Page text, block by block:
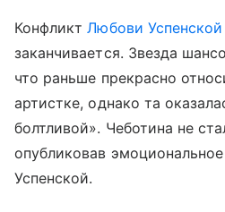
КонфликтЛюбови Успенской
заканчивается. Звезда
что раньше прекрасно
артистке, однако та
болтливой». Чеботина не
опубликовав
Успенской.